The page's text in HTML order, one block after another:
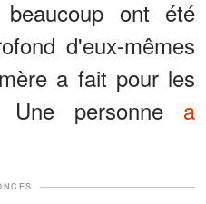
ont été
d'eux-mêmes
a fait pour les
Une personne a